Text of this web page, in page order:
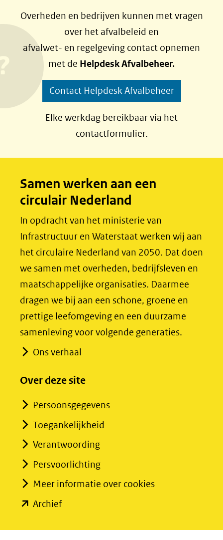
l
e
n
o
p
F
b
o
k
(opent
nieuw
naar
een
andere
website)
l
e
n
o
p
L
e
I
n
(opent
nieuw
naar
een
andere
website)
Overheden en bedrijven kunnen met vragen
over het afvalbeleid en
afvalwet- en regelgeving contact opnemen
met de Helpdesk Afvalbeheer.
Contact Helpdesk Afvalbeheer
Elke werkdag bereikbaar via het
contactformulier.
Samen werken aan een
circulair Nederland
In opdracht van het ministerie van
Infrastructuur en Waterstaat werken wij aan
het circulaire Nederland van 2050. Dat doen
we samen met overheden, bedrijfsleven en
maatschappelijke organisaties. Daarmee
dragen we bij aan een schone, groene en
prettige leefomgeving en een duurzame
samenleving voor volgende generaties.
Ons verhaal
Over deze site
Persoonsgegevens
Toegankelijkheid
Verantwoording
Persvoorlichting
Meer informatie over cookies
Archief(opent